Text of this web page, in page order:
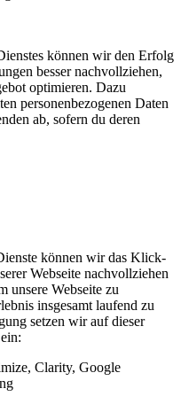
können wir den Erfolg
besser nachvollziehen,
optimieren. Dazu
personenbezogenen Daten
ab, sofern du deren
können wir das Klick-
Webseite nachvollziehen
unsere Webseite zu
insgesamt laufend zu
setzen wir auf dieser
Clarity, Google